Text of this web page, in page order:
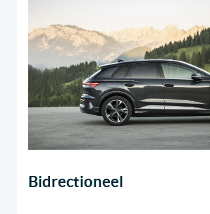
Bidrectioneel